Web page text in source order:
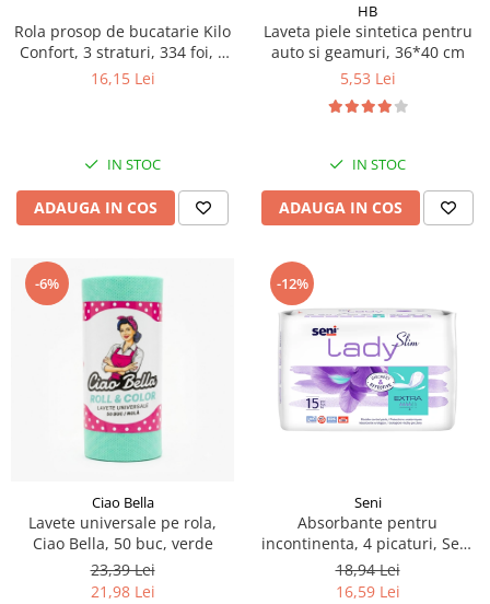
Rola prosop de bucatarie Kilo
Confort, 3 straturi, 334 foi, 1
kg
16,15 Lei
IN STOC
ADAUGA IN COS
HB
Laveta piele sintetica pentru
auto si geamuri, 36*40 cm
5,53 Lei
IN STOC
ADAUGA IN COS
-6%
Ciao Bella
Lavete universale pe rola,
Ciao Bella, 50 buc, verde
23,39 Lei
21,98 Lei
-12%
Seni
Absorbante pentru
incontinenta, 4 picaturi, Seni
Lady Slim Extra, 15 buc
18,94 Lei
16,59 Lei